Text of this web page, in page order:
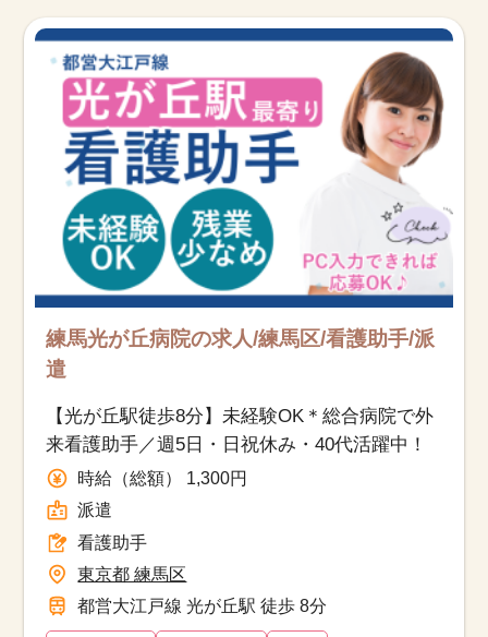
練馬光が丘病院の求人/練馬区/看護助手/派
遣
【光が丘駅徒歩8分】未経験OK＊総合病院で外
来看護助手／週5日・日祝休み・40代活躍中！
時給（総額） 1,300円
派遣
看護助手
東京都 練馬区
都営大江戸線 光が丘駅 徒歩 8分